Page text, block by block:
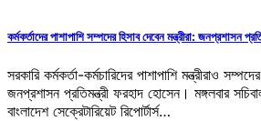
কর্মকর্তাদের পাশাপাশি সম্পদের হিসাব দেবেন মন্ত্রীরা: জনপ্রশাসন
সরকারি কর্মকর্তা-কর্মচারিদের পাশাপাশি মন্ত্রীরাও
জনপ্রশাসন প্রতিমন্ত্রী ফরহাদ হোসেন। মঙ্গলবার
বাংলাদেশ সেক্রেটারিয়েট রিপোর্টার্স…